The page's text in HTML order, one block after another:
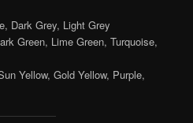
Dark Grey, Light Grey
Green, Lime Green, Turquoise,
Yellow, Gold Yellow, Purple,